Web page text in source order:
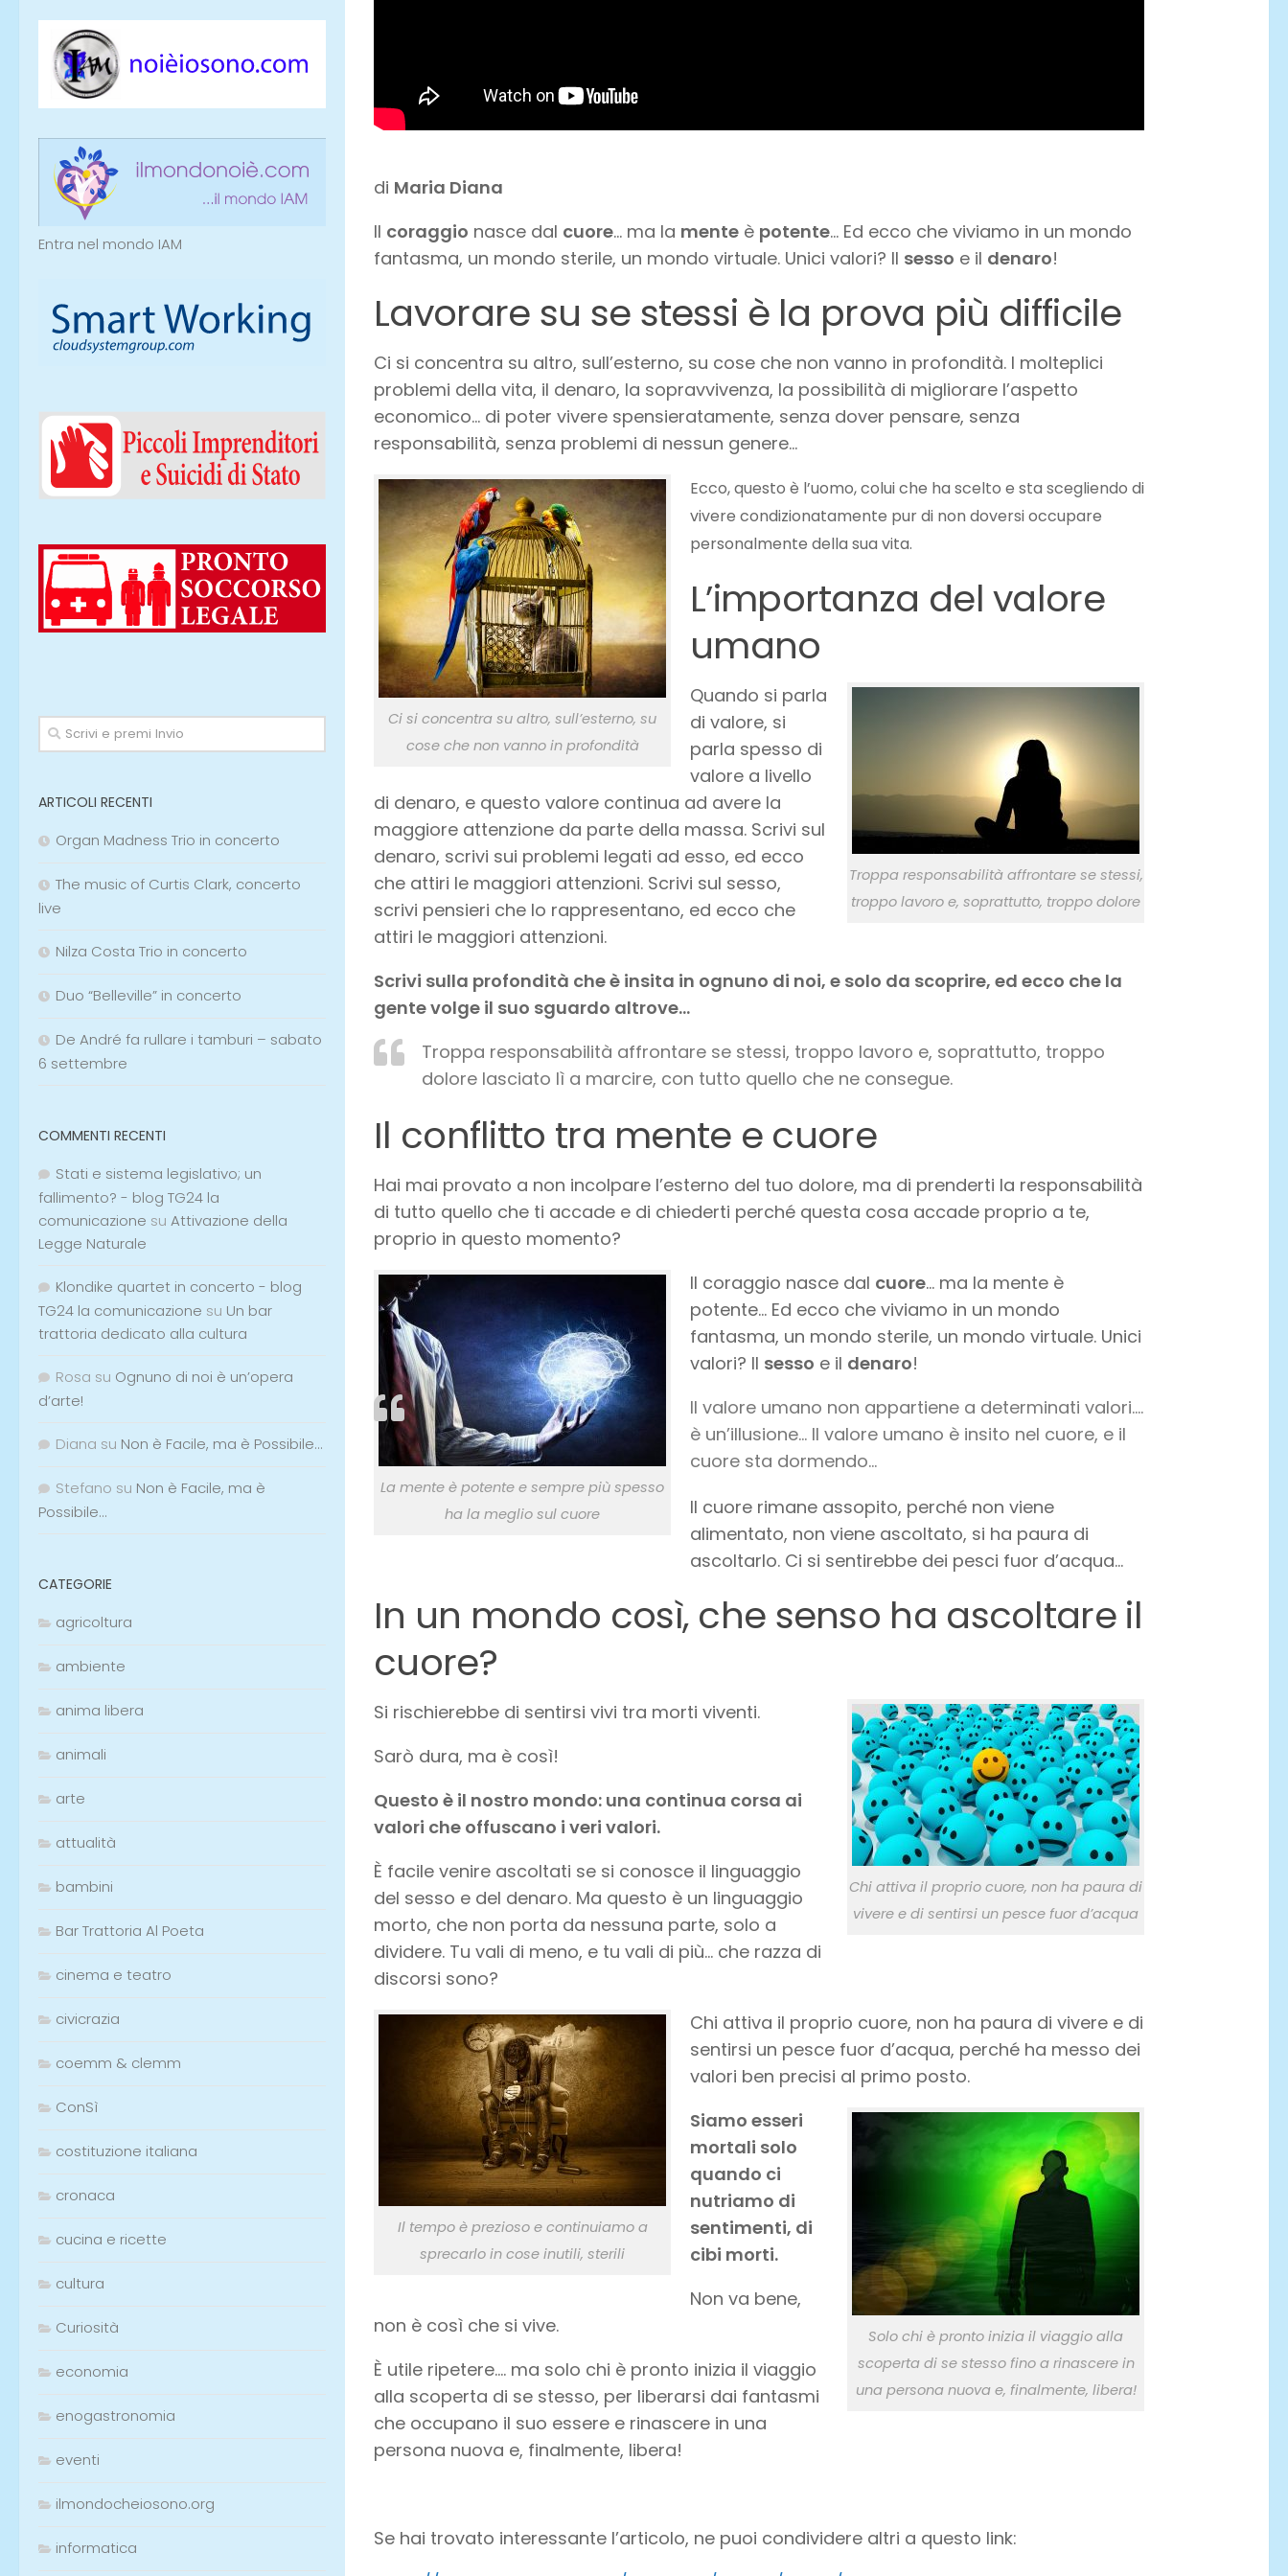
di Maria Diana
Il coraggio nasce dal cuore… ma la mente è potente… Ed ecco che viviamo in un mondo
fantasma, un mondo sterile, un mondo virtuale. Unici valori? Il sesso e il denaro!
Lavorare su se stessi è la prova più difficile
Ci si concentra su altro, sull’esterno, su cose che non vanno in profondità. I molteplici
problemi della vita, il denaro, la sopravvivenza, la possibilità di migliorare l’aspetto
economico… di poter vivere spensieratamente, senza dover pensare, senza
responsabilità, senza problemi di nessun genere…
Ci si concentra su altro, sull’esterno, su
cose che non vanno in profondità
Ecco, questo è l’uomo, colui che ha scelto e sta scegliendo di
vivere condizionatamente pur di non doversi occupare
personalmente della sua vita.
L’importanza del valore
umano
Troppa responsabilità affrontare se stessi,
troppo lavoro e, soprattutto, troppo dolore
Quando si parla
di valore, si
parla spesso di
valore a livello
di denaro, e questo valore continua ad avere la
maggiore attenzione da parte della massa. Scrivi sul
denaro, scrivi sui problemi legati ad esso, ed ecco
che attiri le maggiori attenzioni. Scrivi sul sesso,
scrivi pensieri che lo rappresentano, ed ecco che
attiri le maggiori attenzioni.
Scrivi sulla profondità che è insita in ognuno di noi, e solo da scoprire, ed ecco che la
gente volge il suo sguardo altrove…
Troppa responsabilità affrontare se stessi, troppo lavoro e, soprattutto, troppo
dolore lasciato lì a marcire, con tutto quello che ne consegue.
Il conflitto tra mente e cuore
Hai mai provato a non incolpare l’esterno del tuo dolore, ma di prenderti la responsabilità
di tutto quello che ti accade e di chiederti perché questa cosa accade proprio a te,
proprio in questo momento?
La mente è potente e sempre più spesso
ha la meglio sul cuore
Il coraggio nasce dal cuore… ma la mente è
potente… Ed ecco che viviamo in un mondo
fantasma, un mondo sterile, un mondo virtuale. Unici
valori? Il sesso e il denaro!
Il valore umano non appartiene a determinati valori….
è un’illusione… Il valore umano è insito nel cuore, e il
cuore sta dormendo…
Il cuore rimane assopito, perché non viene
alimentato, non viene ascoltato, si ha paura di
ascoltarlo. Ci si sentirebbe dei pesci fuor d’acqua…
In un mondo così, che senso ha ascoltare il
cuore?
Chi attiva il proprio cuore, non ha paura di
vivere e di sentirsi un pesce fuor d’acqua
Si rischierebbe di sentirsi vivi tra morti viventi.
Sarò dura, ma è così!
Questo è il nostro mondo: una continua corsa ai
valori che offuscano i veri valori.
È facile venire ascoltati se si conosce il linguaggio
del sesso e del denaro. Ma questo è un linguaggio
morto, che non porta da nessuna parte, solo a
dividere. Tu vali di meno, e tu vali di più… che razza di
discorsi sono?
Il tempo è prezioso e continuiamo a
sprecarlo in cose inutili, sterili
Chi attiva il proprio cuore, non ha paura di vivere e di
sentirsi un pesce fuor d’acqua, perché ha messo dei
valori ben precisi al primo posto.
Solo chi è pronto inizia il viaggio alla
scoperta di se stesso fino a rinascere in
una persona nuova e, finalmente, libera!
Siamo esseri
mortali solo
quando ci
nutriamo di
sentimenti, di
cibi morti.
Non va bene,
non è così che si vive.
È utile ripetere…. ma solo chi è pronto inizia il viaggio
alla scoperta di se stesso, per liberarsi dai fantasmi
che occupano il suo essere e rinascere in una
persona nuova e, finalmente, libera!
Se hai trovato interessante l’articolo, ne puoi condividere altri a questo link:
Entra nel mondo IAM
ARTICOLI RECENTI
Organ Madness Trio in concerto
The music of Curtis Clark, concerto
live
Nilza Costa Trio in concerto
Duo “Belleville” in concerto
De André fa rullare i tamburi – sabato
6 settembre
COMMENTI RECENTI
Stati e sistema legislativo; un
fallimento? - blog TG24 la
comunicazione su Attivazione della
Legge Naturale
Klondike quartet in concerto - blog
TG24 la comunicazione su Un bar
trattoria dedicato alla cultura
Rosa su Ognuno di noi è un’opera
d’arte!
Diana su Non è Facile, ma è Possibile…
Stefano su Non è Facile, ma è
Possibile…
CATEGORIE
agricoltura
ambiente
anima libera
animali
arte
attualità
bambini
Bar Trattoria Al Poeta
cinema e teatro
civicrazia
coemm & clemm
ConSì
costituzione italiana
cronaca
cucina e ricette
cultura
Curiosità
economia
enogastronomia
eventi
ilmondocheiosono.org
informatica